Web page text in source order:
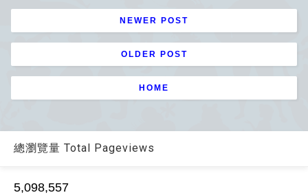
NEWER POST
OLDER POST
HOME
總瀏覽量 Total Pageviews
5,098,557